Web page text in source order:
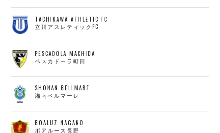
TACHIKAWA ATHLETIC FC
立川アスレティックFC
PESCADOLA MACHIDA
ペスカドーラ町田
SHONAN BELLMARE
湘南ベルマーレ
BOALUZ NAGANO
ボアルース長野